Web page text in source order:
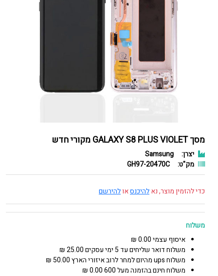
מסך GALAXY S8 PLUS VIOLET מקורי חדש
יצרן:
Samsung
מק"ט:
GH97-20470C
כדי להזמין מוצר, נאלהיכנסאולהירשם
משלוח
איסוף עצמי 0.00 ₪
משלוח דואר שליחים עד 5 ימי עסקים 25.00 ₪
משלוח ups מהיום למחר לרוב איזורי הארץ 50.00 ₪
משלוח חינם בהזמנה מעל 600 0.00 ₪